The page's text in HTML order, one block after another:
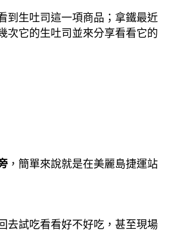
到生吐司這一項商品；拿鐵最近
次它的生吐司並來分享看看它的
，簡單來說就是在美麗島捷運站
去試吃看看好不好吃，甚至現場